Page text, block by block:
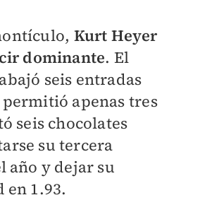
Kurt Heyer
dominante. El
seis entradas
apenas tres
seis chocolates
su tercera
año y dejar su
en 1.93.